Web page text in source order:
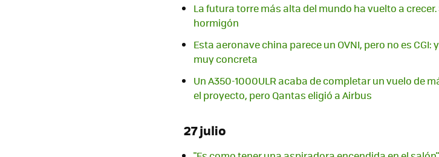
La futura torre más alta del mundo ha vuelto a
hormigón
Esta aeronave china parece un OVNI, pero no es
muy concreta
Un A350-1000ULR acaba de completar un vuelo de
el proyecto, pero Qantas eligió a Airbus
27 julio